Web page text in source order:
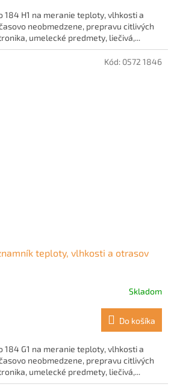
184 H1 na meranie teploty, vlhkosti a
neobmedzene, prepravu citlivých
umelecké predmety, liečivá,...
teploty, vlhkosti a otrasov
Skladom
Do košíka
184 G1 na meranie teploty, vlhkosti a
neobmedzene, prepravu citlivých
umelecké predmety, liečivá,...
Kód: 0572 1846